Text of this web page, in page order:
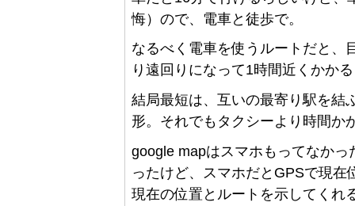
悔）ので、電車と徒歩で。
なるべく電車を使うルートだと、
り遠回りになって1時間近くかか
結局最短は、互いの最寄り駅を結
形。それでもタクシーより時間か
google mapはスマホもってなか
ったけど、スマホだとGPSで現
現在の位置とルートを示してくれ